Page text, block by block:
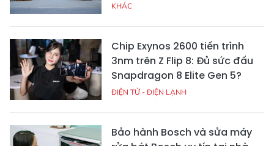
KHÁC
Chip Exynos 2600 tiến trình
3nm trên Z Flip 8: Đủ sức đấu
Snapdragon 8 Elite Gen 5?
ĐIỆN TỬ - ĐIỆN LẠNH
Bảo hành Bosch và sửa máy